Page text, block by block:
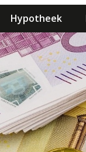
Hypotheek